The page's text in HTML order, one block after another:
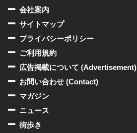
会社案内
サイトマップ
プライバシーポリシー
ご利用規約
広告掲載について (Advertisement)
お問い合わせ (Contact)
マガジン
ニュース
街歩き